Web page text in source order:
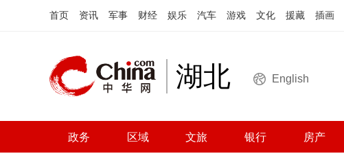
首页 资讯 军事 财经 娱乐 汽车 游戏 文化 援藏 插画
湖北 English
政务 区域 文旅 银行 房产